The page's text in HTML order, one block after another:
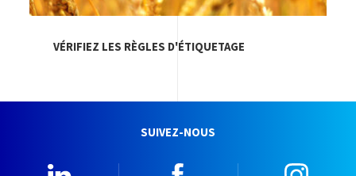
VÉRIFIEZ LES RÈGLES D'ÉTIQUETAGE
SUIVEZ-NOUS